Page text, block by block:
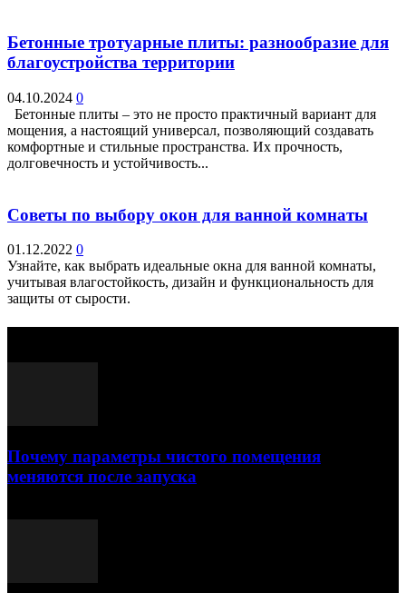
Бетонные тротуарные плиты: разнообразие для
благоустройства территории
04.10.2024 0
Бетонные плиты – это не просто практичный вариант для
мощения, а настоящий универсал, позволяющий создавать
комфортные и стильные пространства. Их прочность,
долговечность и устойчивость...
Советы по выбору окон для ванной комнаты
01.12.2022 0
Узнайте, как выбрать идеальные окна для ванной комнаты,
учитывая влагостойкость, дизайн и функциональность для
защиты от сырости.
Почему параметры чистого помещения
меняются после запуска